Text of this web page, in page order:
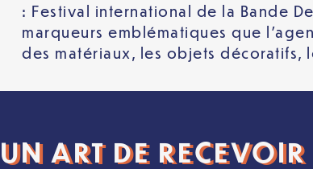
: Festival international de la Bande
marqueurs emblématiques que
des matériaux, les objets décoratifs,
UN ART DE